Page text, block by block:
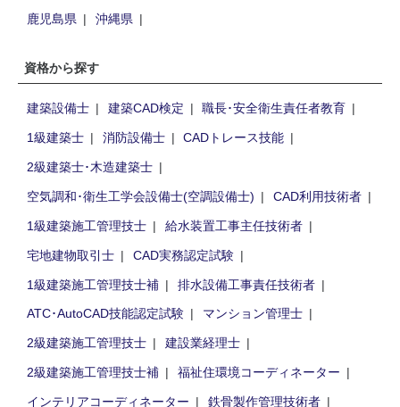
鹿児島県
沖縄県
資格から探す
建築設備士 建築CAD検定
職長･安全衛生責任者教育
1級建築士
消防設備士
CADトレース技能
2級建築士･木造建築士
空気調和･衛生工学会設備士(空調設備士)
CAD利用技術者
1級建築施工管理技士
給水装置工事主任技術者
宅地建物取引士
CAD実務認定試験
1級建築施工管理技士補
排水設備工事責任技術者
ATC･AutoCAD技能認定試験
マンション管理士
2級建築施工管理技士
建設業経理士
2級建築施工管理技士補
福祉住環境コーディネーター
インテリアコーディネーター
鉄骨製作管理技術者